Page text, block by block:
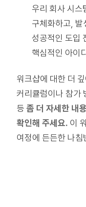
우리 회사 시스
구체화하고, 발
성공적인 도입
핵심적인 아이
워크샵에 대한 더
커리큘럼이나 참가
등 좀 더 자세한 내
확인해 주세요. 이
여정에 든든한 나